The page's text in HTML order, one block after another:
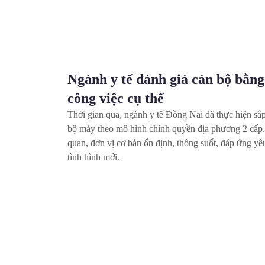
Ngành y tế đánh giá cán bộ
công việc cụ thể
Thời gian qua, ngành y tế Đồng Nai đã thực hiện
bộ máy theo mô hình chính quyền địa phương 2
quan, đơn vị cơ bản ổn định, thông suốt, đáp ứng
tình hình mới.